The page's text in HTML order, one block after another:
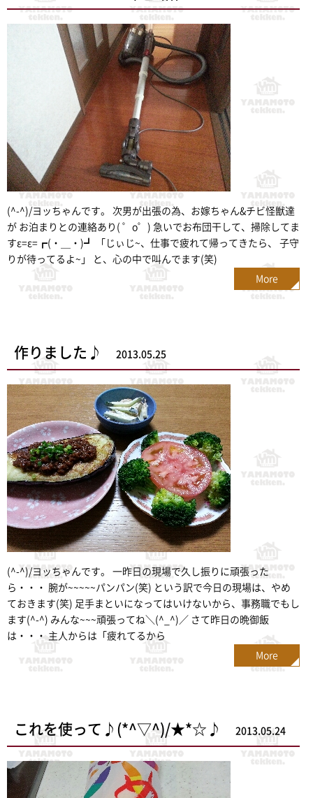
(^-^)/ヨッちゃんです。 次男が出張の為、お嫁ちゃん&チビ怪獣達
が お泊まりとの連絡あり( ゜o゜) 急いでお布団干して、掃除してま
すε=ε=┏(・＿・)┛ 「じぃじ~、仕事で疲れて帰ってきたら、 子守
りが待ってるよ~」 と、心の中で叫んでます(笑)
More
作りました♪ 2013.05.25
(^-^)/ヨッちゃんです。 一昨日の現場で久し振りに頑張った
ら・・・ 腕が~~~~~パンパン(笑) という訳で今日の現場は、やめ
ておきます(笑) 足手まといになってはいけないから、事務職でもし
ます(^-^) みんな~~~頑張ってね＼(^_^)／ さて昨日の晩御飯
は・・・ 主人からは「疲れてるから
More
これを使って♪(*^▽^)/★*☆♪ 2013.05.24